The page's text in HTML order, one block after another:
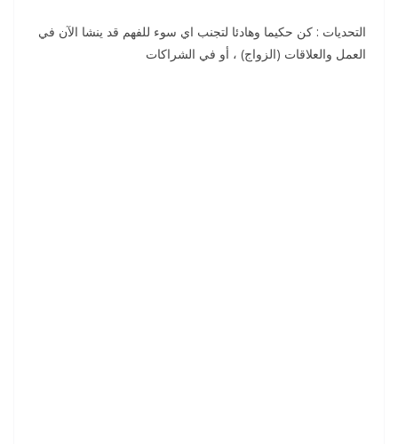
التحديات : كن حكيما وهادئا لتجنب اي سوء للفهم قد ينشا الآن في
العمل والعلاقات (الزواج) ، أو في الشراكات